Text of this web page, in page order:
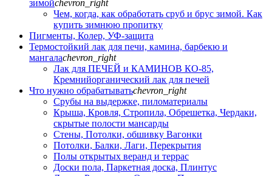
зимойchevron_right
Чем, когда, как обработать сруб и брус зимой. Как
купить зимнюю пропитку
Пигменты, Колер, УФ-защита
Термостойкий лак для печи, камина, барбекю и
мангалаchevron_right
Лак для ПЕЧЕЙ и КАМИНОВ КО-85,
Кремнийорганический лак для печей
Что нужно обрабатыватьchevron_right
Срубы на выдержке, пиломатериалы
Крыша, Кровля, Стропила, Обрешетка, Чердаки,
скрытые полости мансарды
Стены, Потолки, обшивку Вагонки
Потолки, Балки, Лаги, Перекрытия
Полы открытых веранд и террас
Доски пола, Паркетная доска, Плинтус